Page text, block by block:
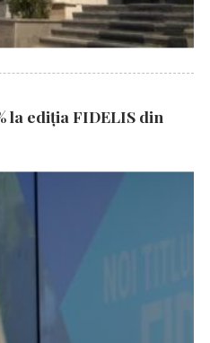
la ediția FIDELIS din